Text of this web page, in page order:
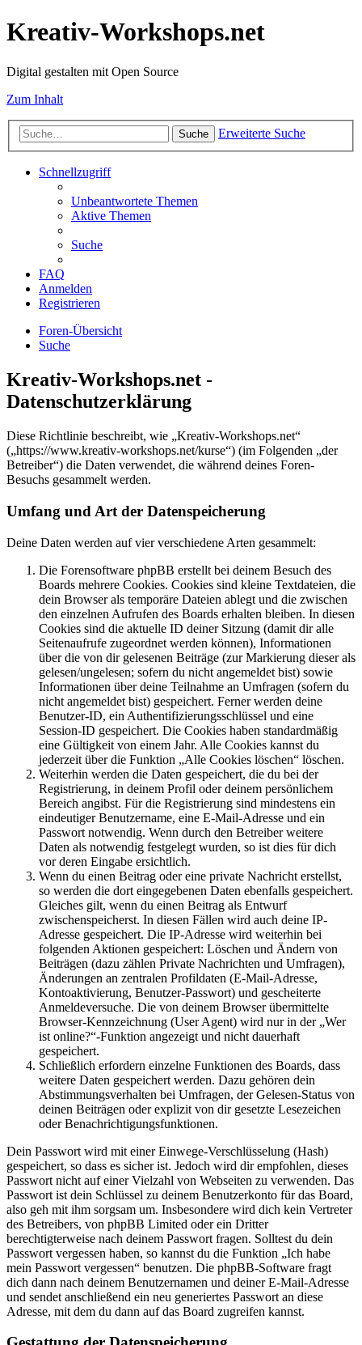
Kreativ-Workshops.net
Digital gestalten mit Open Source
Zum Inhalt
Suche Erweiterte Suche
Schnellzugriff
Unbeantwortete Themen
Aktive Themen
Suche
FAQ
Anmelden
Registrieren
Foren-Übersicht
Suche
Kreativ-Workshops.net -
Datenschutzerklärung
Diese Richtlinie beschreibt, wie „Kreativ-Workshops.net“
(„https://www.kreativ-workshops.net/kurse“) (im Folgenden „der
Betreiber“) die Daten verwendet, die während deines Foren-
Besuchs gesammelt werden.
Umfang und Art der Datenspeicherung
Deine Daten werden auf vier verschiedene Arten gesammelt:
Die Forensoftware phpBB erstellt bei deinem Besuch des
Boards mehrere Cookies. Cookies sind kleine Textdateien, die
dein Browser als temporäre Dateien ablegt und die zwischen
den einzelnen Aufrufen des Boards erhalten bleiben. In diesen
Cookies sind die aktuelle ID deiner Sitzung (damit dir alle
Seitenaufrufe zugeordnet werden können), Informationen
über die von dir gelesenen Beiträge (zur Markierung dieser als
gelesen/ungelesen; sofern du nicht angemeldet bist) sowie
Informationen über deine Teilnahme an Umfragen (sofern du
nicht angemeldet bist) gespeichert. Ferner werden deine
Benutzer-ID, ein Authentifizierungsschlüssel und eine
Session-ID gespeichert. Die Cookies haben standardmäßig
eine Gültigkeit von einem Jahr. Alle Cookies kannst du
jederzeit über die Funktion „Alle Cookies löschen“ löschen.
Weiterhin werden die Daten gespeichert, die du bei der
Registrierung, in deinem Profil oder deinem persönlichem
Bereich angibst. Für die Registrierung sind mindestens ein
eindeutiger Benutzername, eine E-Mail-Adresse und ein
Passwort notwendig. Wenn durch den Betreiber weitere
Daten als notwendig festgelegt wurden, so ist dies für dich
vor deren Eingabe ersichtlich.
Wenn du einen Beitrag oder eine private Nachricht erstellst,
so werden die dort eingegebenen Daten ebenfalls gespeichert.
Gleiches gilt, wenn du einen Beitrag als Entwurf
zwischenspeicherst. In diesen Fällen wird auch deine IP-
Adresse gespeichert. Die IP-Adresse wird weiterhin bei
folgenden Aktionen gespeichert: Löschen und Ändern von
Beiträgen (dazu zählen Private Nachrichten und Umfragen),
Änderungen an zentralen Profildaten (E-Mail-Adresse,
Kontoaktivierung, Benutzer-Passwort) und gescheiterte
Anmeldeversuche. Die von deinem Browser übermittelte
Browser-Kennzeichnung (User Agent) wird nur in der „Wer
ist online?“-Funktion angezeigt und nicht dauerhaft
gespeichert.
Schließlich erfordern einzelne Funktionen des Boards, dass
weitere Daten gespeichert werden. Dazu gehören dein
Abstimmungsverhalten bei Umfragen, der Gelesen-Status von
deinen Beiträgen oder explizit von dir gesetzte Lesezeichen
oder Benachrichtigungsfunktionen.
Dein Passwort wird mit einer Einwege-Verschlüsselung (Hash)
gespeichert, so dass es sicher ist. Jedoch wird dir empfohlen, dieses
Passwort nicht auf einer Vielzahl von Webseiten zu verwenden. Das
Passwort ist dein Schlüssel zu deinem Benutzerkonto für das Board,
also geh mit ihm sorgsam um. Insbesondere wird dich kein Vertreter
des Betreibers, von phpBB Limited oder ein Dritter
berechtigterweise nach deinem Passwort fragen. Solltest du dein
Passwort vergessen haben, so kannst du die Funktion „Ich habe
mein Passwort vergessen“ benutzen. Die phpBB-Software fragt
dich dann nach deinem Benutzernamen und deiner E-Mail-Adresse
und sendet anschließend ein neu generiertes Passwort an diese
Adresse, mit dem du dann auf das Board zugreifen kannst.